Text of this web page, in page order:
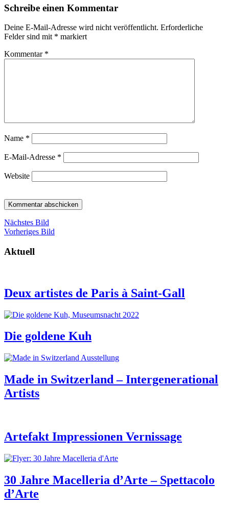
Schreibe einen Kommentar
Deine E-Mail-Adresse wird nicht veröffentlicht. Erforderliche
Felder sind mit * markiert
Kommentar *
Name *
E-Mail-Adresse *
Website
Nächstes Bild
Vorheriges Bild
Aktuell
Deux artistes de Paris à Saint-Gall
Die goldene Kuh
Made in Switzerland – Intergenerational
Artists
Artefakt Impressionen Vernissage
30 Jahre Macelleria d’Arte – Spettacolo
d’Arte